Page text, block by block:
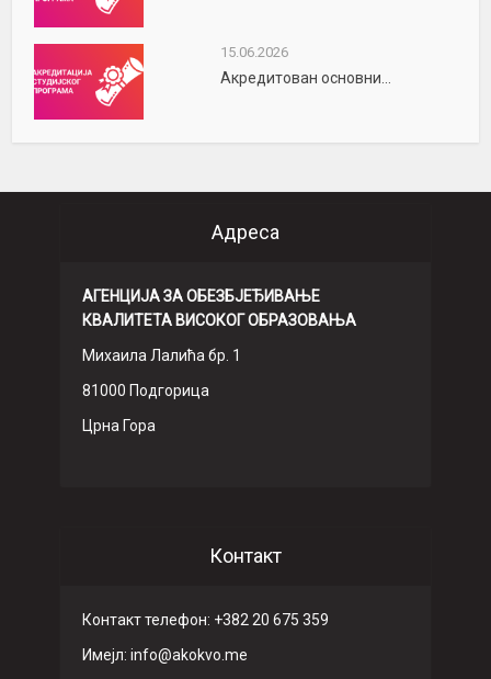
15.06.2026
Акредитован основни...
Адреса
АГЕНЦИЈА ЗА ОБЕЗБЈЕЂИВАЊЕ
КВАЛИТЕТА ВИСОКОГ ОБРАЗОВАЊА
Михаила Лалића бр. 1
81000 Подгорица
Црна Гора
Контакт
Контакт телефон: +382 20 675 359
Имeјл: info@akokvo.me